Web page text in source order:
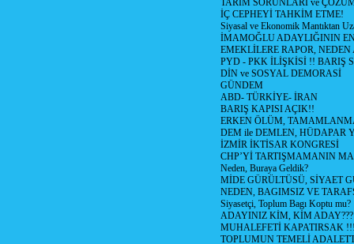
TARIM SORUNLARI ve
İÇ CEPHEYİ TAHKİM ETME!
Siyasal ve Ekonomik Mantıktan
İMAMOĞLU ADAYLIĞININ
EMEKLİLERE RAPOR,
PYD - PKK İLİŞKİSİ !! BARIŞ
DİN ve SOSYAL DEMORASİ
GÜNDEM
ABD- TÜRKİYE- İRAN
BARIŞ KAPISI AÇIK!!
ERKEN ÖLÜM,
DEM ile DEMLEN, HÜDAPAR
İZMİR İKTİSAR KONGRESİ
CHP’Yİ TARTIŞMAMANIN
Neden, Buraya Geldik?
MİDE GÜRÜLTÜSÜ, SİYAET
NEDEN, BAGIMSIZ VE
Siyasetçi, Toplum Bagı Koptu mu?
ADAYINIZ KİM, KİM ADAY???
MUHALEFETİ KAPATIRSAK
TOPLUMUN TEMELİ